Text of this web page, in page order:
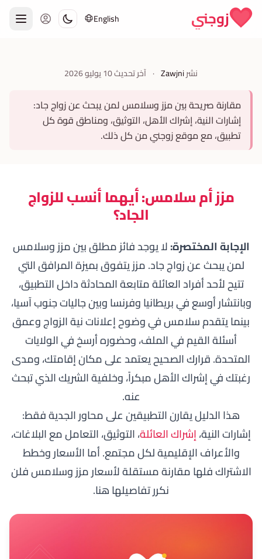
Skip to contentزوجني English
نشرZawjni
· آخر تحديث10 يوليو 2026
مقارنة صريحة بين مزز وسلامس لمن يبحث عن زواج جاد:
إشارات النية، إشراك الأهل، التوثيق، ومناطق قوة كل
تطبيق، مع موقع زوجني من كل ذلك.
مزز أم سلامس: أيهما أنسب للزواج
الجاد؟
الإجابة المختصرة:لا يوجد فائز مطلق بين مزز وسلامس
لمن يبحث عن زواج جاد. مزز يتفوق بميزة المرافق التي
تتيح لأحد أفراد العائلة متابعة المحادثة داخل التطبيق،
وبانتشار أوسع في بريطانيا وفرنسا وبين جاليات جنوب آسيا،
بينما يتقدم سلامس في وضوح إعلانات نية الزواج وعمق
أسئلة القيم في الملف، وحضوره أرسخ في الولايات
المتحدة. قرارك الصحيح يعتمد على مكان إقامتك، ومدى
رغبتك في إشراك الأهل مبكراً، وخلفية الشريك الذي تبحث
عنه.
هذا الدليل يقارن التطبيقين على محاور الجدية فقط:
إشارات النية،إشراك العائلة، التوثيق، التعامل مع البلاغات،
والأعراف الإقليمية لكل مجتمع. أما الأسعار وخطط
الاشتراك فلهامقارنة مستقلة لأسعار مزز وسلامسفلن
نكرر تفاصيلها هنا.